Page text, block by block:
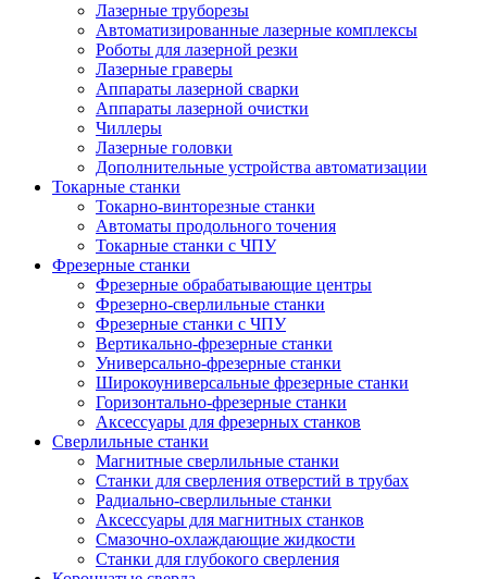
Лазерные труборезы
Автоматизированные лазерные комплексы
Роботы для лазерной резки
Лазерные граверы
Аппараты лазерной сварки
Аппараты лазерной очистки
Чиллеры
Лазерные головки
Дополнительные устройства автоматизации
Токарные станки
Токарно-винторезные станки
Автоматы продольного точения
Токарные станки с ЧПУ
Фрезерные станки
Фрезерные обрабатывающие центры
Фрезерно-сверлильные станки
Фрезерные станки с ЧПУ
Вертикально-фрезерные станки
Универсально-фрезерные станки
Широкоуниверсальные фрезерные станки
Горизонтально-фрезерные станки
Аксессуары для фрезерных станков
Сверлильные станки
Магнитные сверлильные станки
Станки для сверления отверстий в трубах
Радиально-сверлильные станки
Аксессуары для магнитных станков
Смазочно-охлаждающие жидкости
Станки для глубокого сверления